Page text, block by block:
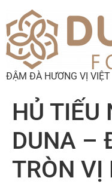
ĐẬM ĐÀ HƯƠNG VỊ VIỆT
HỦ TIẾU
DUNA –
TRÒN VỊ